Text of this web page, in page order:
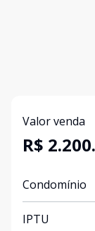
Valor venda
R$
Condomínio
IPTU